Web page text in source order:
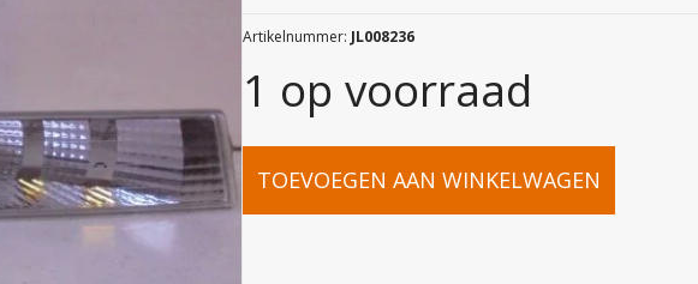
Artikelnummer: JL008236
1 op voorraad
OPEL
TOEVOEGEN AAN WINKELWAGEN